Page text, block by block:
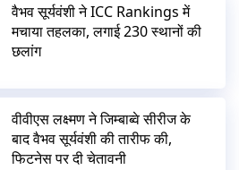
वैभव सूर्यवंशी ने ICC Rankings में
मचाया तहलका, लगाई 230 स्थानों की
छलांग
वीवीएस लक्ष्मण ने जिम्बाब्वे सीरीज के
बाद वैभव सूर्यवंशी की तारीफ की,
फिटनेस पर दी चेतावनी